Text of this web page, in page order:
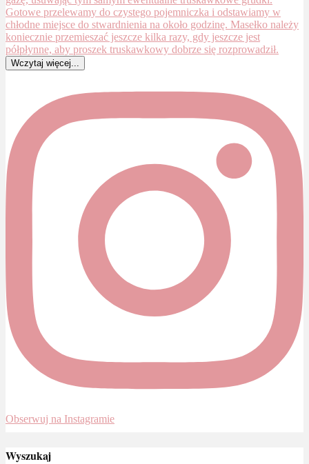
Wczytaj więcej...
Obserwuj na Instagramie
Wyszukaj